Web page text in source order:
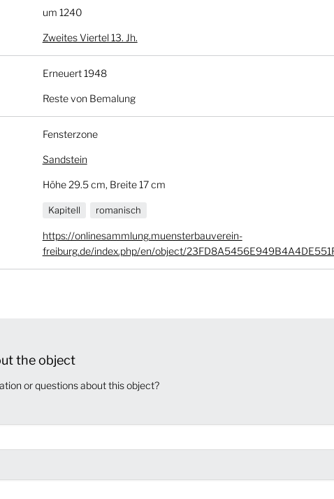
um 1240
Zweites Viertel 13. Jh.
Erneuert 1948
Reste von Bemalung
Fensterzone
Sandstein
Höhe 29.5 cm, Breite 17 cm
Kapitell romanisch
https://onlinesammlung.muensterbauverein-
freiburg.de/index.php/en/object/
the object
or questions about this object?